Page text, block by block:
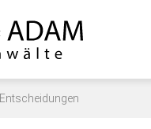
Entscheidungen